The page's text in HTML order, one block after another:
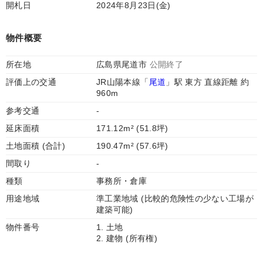
開札日
2024年8月23日(金)
物件概要
所在地 広島県尾道市 公開終了
評価上の交通
JR山陽本線「 尾道 」駅 東方 直線距離 約
960m
参考交通
-
延床面積
171.12m² (51.8坪)
土地面積 (合計)
190.47m² (57.6坪)
間取り
-
種類
事務所・倉庫
用途地域
準工業地域 (比較的危険性の少ない工場が
建築可能)
物件番号
1. 土地
2. 建物 (所有権)